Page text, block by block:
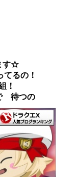
す☆
るの！
！
待つの